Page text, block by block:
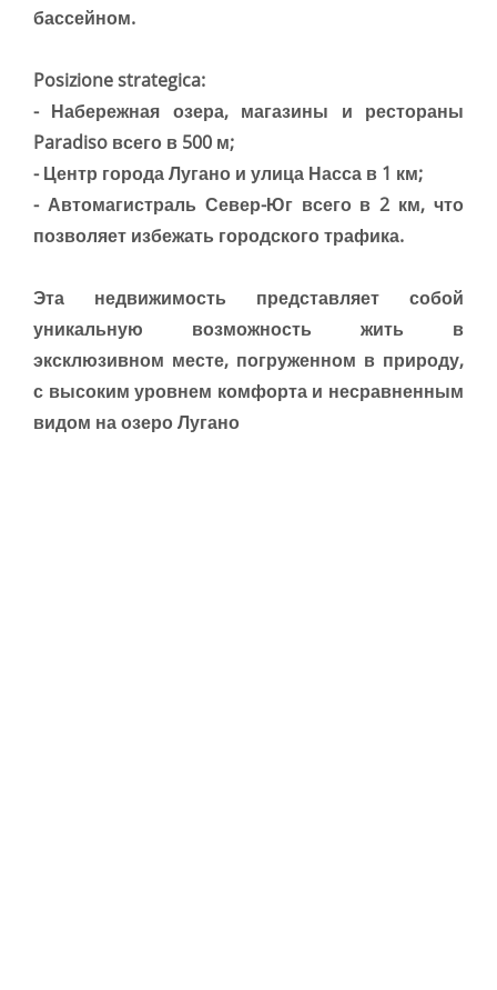
бассейном.
Posizione strategica:
- Набережная озера, магазины и рестораны
Paradiso всего в 500 м;
- Центр города Лугано и улица Насса в 1 км;
- Автомагистраль Север-Юг всего в 2 км, что
позволяет избежать городского трафика.
Эта недвижимость представляет собой
уникальную возможность жить в
эксклюзивном месте, погруженном в природу,
с высоким уровнем комфорта и несравненным
видом на озеро Лугано